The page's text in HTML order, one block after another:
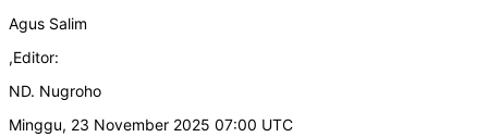
Agus Salim
,Editor:
ND. Nugroho
Minggu, 23 November 2025 07:00 UTC